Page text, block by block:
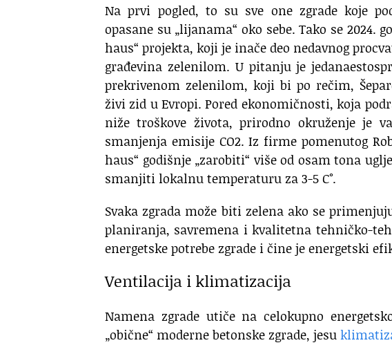
Na prvi pogled, to su sve one zgrade koje
opasane su „lijanama“ oko sebe. Tako se 2024.
haus“ projekta, koji je inače deo nedavnog
građevina zelenilom. U pitanju je
prekrivenom zelenilom, koji bi po rečim,
živi zid u Evropi. Pored ekonomičnosti, koja
niže troškove života, prirodno okruženje je
smanjenja emisije CO2. Iz firme pomenutog
haus“ godišnje „zarobiti“ više od osam tona
smanjiti lokalnu temperaturu za 3-5 C°.
Svaka zgrada može biti zelena ako se
planiranja, savremena i kvalitetna tehničko-
energetske potrebe zgrade i čine je energetski
Ventilacija i klimatizacija
Namena zgrade utiče na celokupno
„obične“ moderne betonske zgrade, jesu